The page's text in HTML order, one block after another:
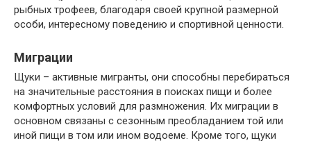
рыбных трофеев, благодаря своей крупной размерной
особи, интересному поведению и спортивной ценности.
Миграции
Щуки – активные мигранты, они способны перебираться
на значительные расстояния в поисках пищи и более
комфортных условий для размножения. Их миграции в
основном связаны с сезонным преобладанием той или
иной пищи в том или ином водоеме. Кроме того, щуки